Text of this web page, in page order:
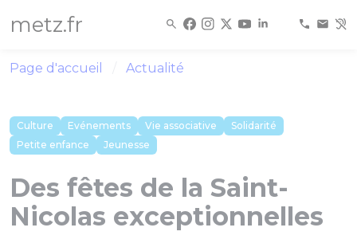
metz.fr
Page d'accueil Actualité
Culture Evénements Vie associative
Solidarité
Petite enfance
Jeunesse
Des fêtes de la Saint-
Nicolas exceptionnelles